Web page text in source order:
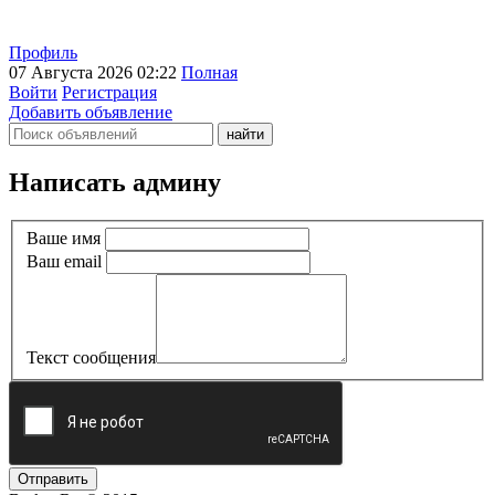
Профиль
07 Августа 2026 02:22 Полная
Войти Регистрация
Добавить объявление
Написать админу
Ваше имя
Ваш email
Текст сообщения
Отправить